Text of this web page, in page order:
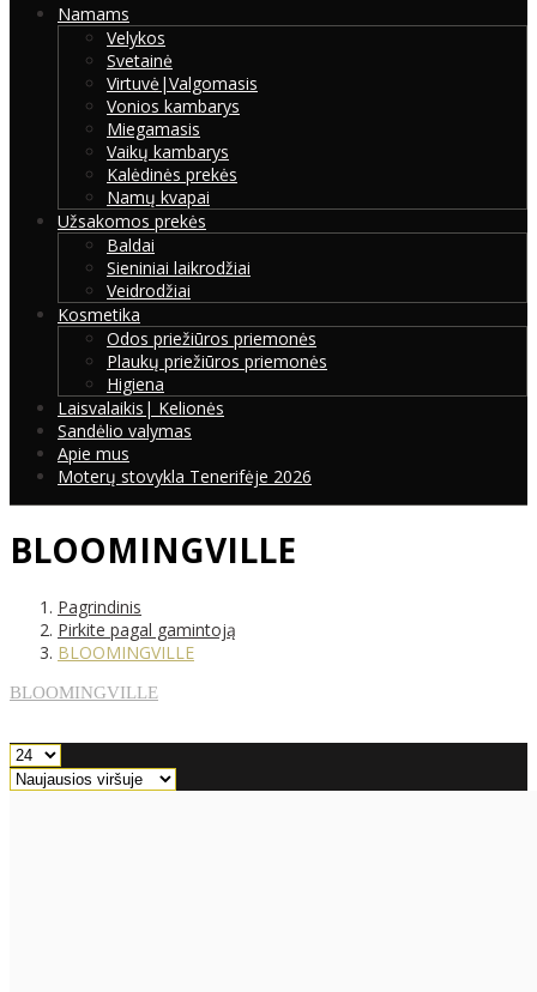
Namams
Velykos
Svetainė
Virtuvė|Valgomasis
Vonios kambarys
Miegamasis
Vaikų kambarys
Kalėdinės prekės
Namų kvapai
Užsakomos prekės
Baldai
Sieniniai laikrodžiai
Veidrodžiai
Kosmetika
Odos priežiūros priemonės
Plaukų priežiūros priemonės
Higiena
Laisvalaikis| Kelionės
Sandėlio valymas
Apie mus
Moterų stovykla Tenerifėje 2026
BLOOMINGVILLE
Pagrindinis
Pirkite pagal gamintoją
BLOOMINGVILLE
BLOOMINGVILLE